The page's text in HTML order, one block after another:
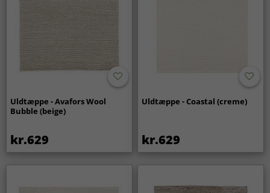
Uldtæppe - Avafors Wool
Bubble (beige)
kr.629
Uldtæppe - Coastal (creme)
kr.629